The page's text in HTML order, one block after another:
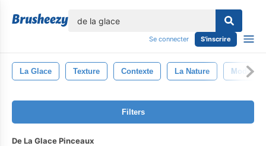
Se connecter S'inscrire
La Glace Texture Contexte La Nature Modèle
Filters
De La Glace Pinceaux